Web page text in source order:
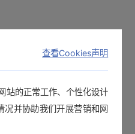
查看Cookies声明
站的正常工作、个性化设计
况并协助我们开展营销和网